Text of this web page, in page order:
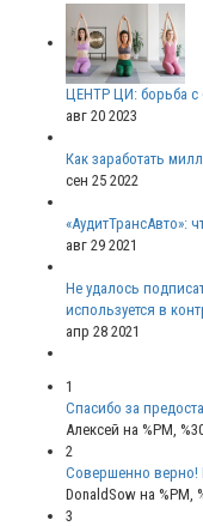
ЦЕНТР ЦИ: борьба
авг 20 2023
Как заработать
сен 25 2022
«АудитТрансАвто»:
авг 29 2021
Не удалось
используется в
апр 28 2021
1
Спасибо за
Алексей на %PM,
2
Совершенно верно!
DonaldSow на %PM,
3